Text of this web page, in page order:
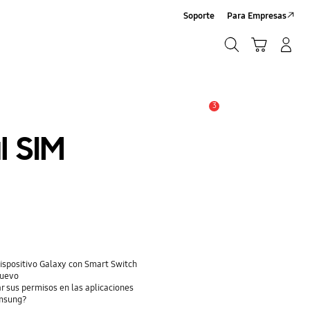
Soporte Para Empresas
3
Galaxy con Smart Switch
sus permisos en las aplicaciones